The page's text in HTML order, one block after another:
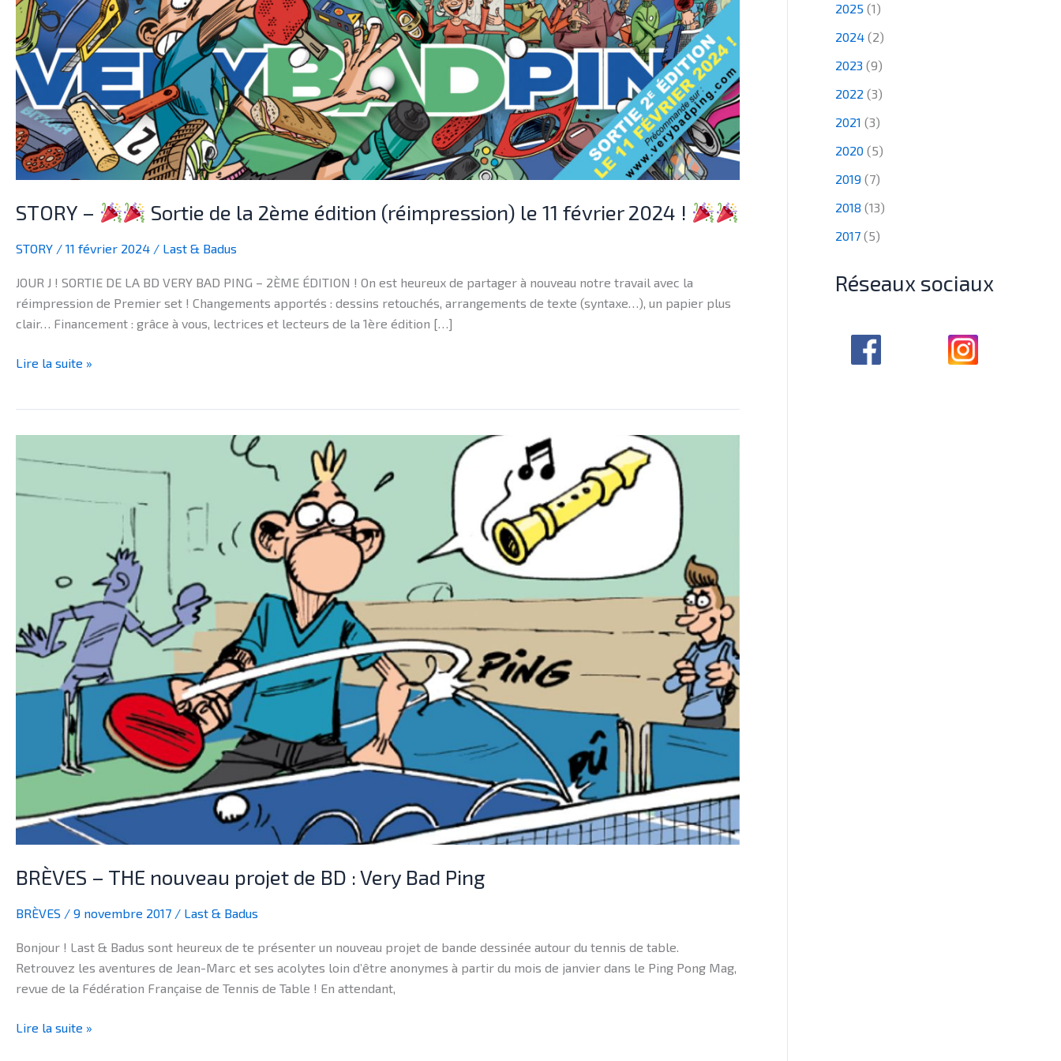
STORY – Sortie de la 2ème édition (réimpression) le 11 février 2024 !
STORY / 11 février 2024 / Last & Badus
JOUR J ! SORTIE DE LA BD VERY BAD PING – 2ÈME ÉDITION ! On est heureux de partager à nouveau notre travail avec la
réimpression de Premier set ! Changements apportés : dessins retouchés, arrangements de texte (syntaxe…), un papier plus
clair… Financement : grâce à vous, lectrices et lecteurs de la 1ère édition […]
de
la
2ème
édition
(réimpression)
le
11
février
2024
Lire la suite »
BRÈVES – THE nouveau projet de BD : Very Bad Ping
BRÈVES / 9 novembre 2017 / Last & Badus
Bonjour ! Last & Badus sont heureux de te présenter un nouveau projet de bande dessinée autour du tennis de table.
Retrouvez les aventures de Jean-Marc et ses acolytes loin d’être anonymes à partir du mois de janvier dans le Ping Pong Mag,
revue de la Fédération Française de Tennis de Table ! En attendant,
–
Bad
Ping
Lire la suite »
2025 (1)
2024 (2)
2023 (9)
2022 (3)
2021 (3)
2020 (5)
2019 (7)
2018 (13)
2017 (5)
Réseaux sociaux